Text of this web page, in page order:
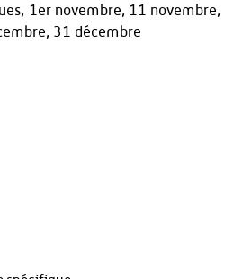
1er novembre, 11 novembre,
31 décembre